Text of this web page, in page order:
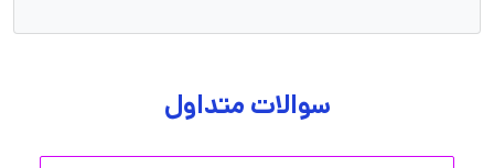
سوالات متداول